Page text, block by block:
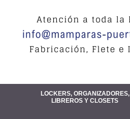
LOCKERS, ORGANIZADORES,
LIBREROS Y CLOSETS